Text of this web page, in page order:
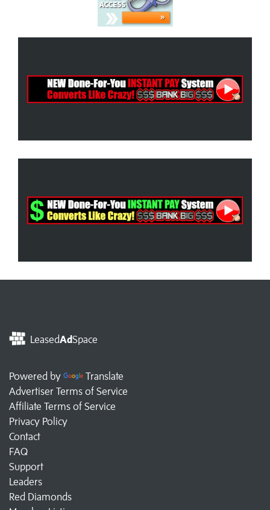
LeasedAdSpace
Powered by
Translate
Advertiser Terms of Service
Affiliate Terms of Service
Privacy Policy
Contact
FAQ
Support
Leaders
Red Diamonds